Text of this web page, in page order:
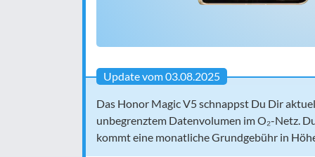
Update vom 03.08.2025
Das Honor Magic V5 schnappst Du Dir
unbegrenztem Datenvolumen im O₂-Netz.
kommt eine monatliche Grundgebühr in